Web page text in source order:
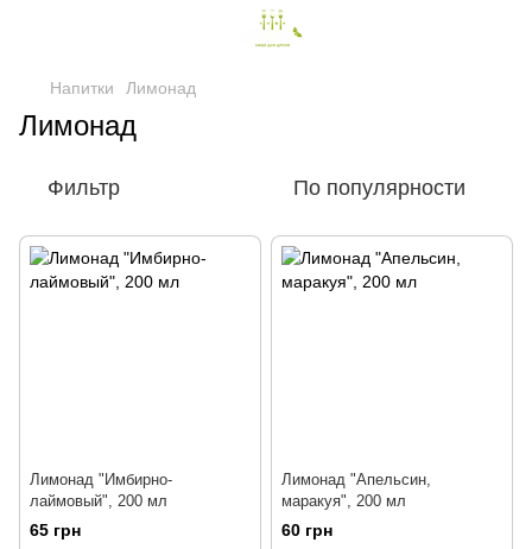
Напитки Лимонад
Лимонад
Фильтр По популярности
Лимонад "Имбирно-
лаймовый", 200 мл
65 грн
Лимонад "Апельсин,
маракуя", 200 мл
60 грн